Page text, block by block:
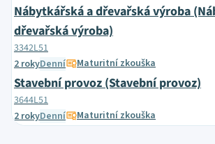
Nábytkářská a dřevařská výroba
dřevařská výroba)
3342L51
2 rokyDenní Maturitní zkouška
Stavební provoz (Stavební provoz)
3644L51
2 rokyDenní Maturitní zkouška